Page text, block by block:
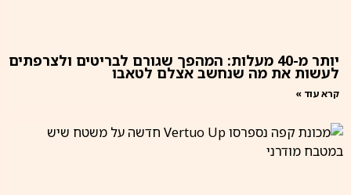
יותר מ-40 מעלות: המהפך שגורם לבריטים ולצרפתים
לעשות את מה שנחשב אצלם לטאבו
קרא עוד »